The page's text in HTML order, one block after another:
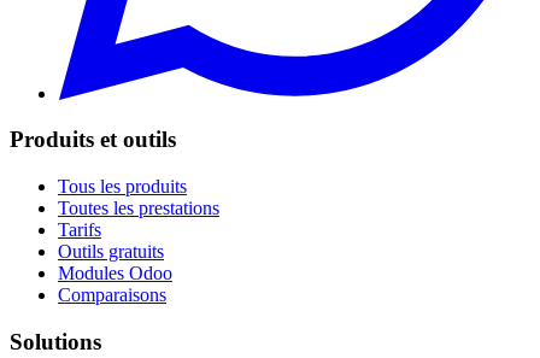
Produits et outils
Tous les produits
Toutes les prestations
Tarifs
Outils gratuits
Modules Odoo
Comparaisons
Solutions